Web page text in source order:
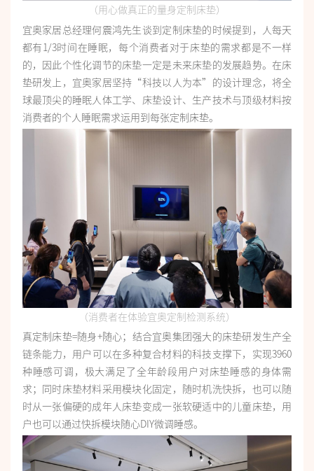
（用心做真正的量身定制床垫）
宜奥家居总经理何震鸿先生谈到定制床垫的时候提到，人每天
都有1/3时间在睡眠，每个消费者对于床垫的需求都是不一样
的，因此个性化调节的床垫一定是未来床垫的发展趋势。在床
垫研发上，宜奥家居坚持“科技以人为本”的设计理念，将全
球最顶尖的睡眠人体工学、床垫设计、生产技术与顶级材料按
消费者的个人睡眠需求运用到每张定制床垫。
（消费者在体验宜奥定制检测系统）
真定制床垫=随身+随心；结合宜奥集团强大的床垫研发生产全
链条能力，用户可以在多种复合材料的科技支撑下，实现3960
种睡感可调，极大满足了全年龄段用户对床垫睡感的身体需
求；同时床垫材料采用模块化固定，随时机洗快拆，也可以随
时从一张偏硬的成年人床垫变成一张软硬适中的儿童床垫，用
户也可以通过快拆模块随心DIY微调睡感。